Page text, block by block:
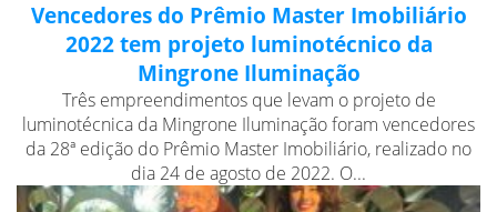
Vencedores do Prêmio Master Imobiliário
2022 tem projeto luminotécnico da
Mingrone Iluminação
Três empreendimentos que levam o projeto de
luminotécnica da Mingrone Iluminação foram vencedores
da 28ª edição do Prêmio Master Imobiliário, realizado no
dia 24 de agosto de 2022. O...